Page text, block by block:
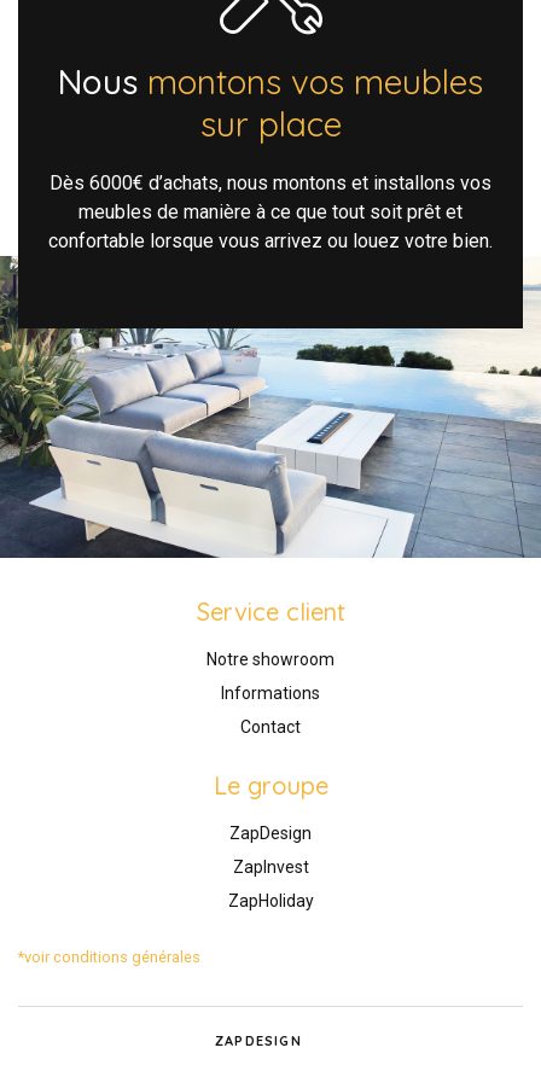
Nous montons vos meubles
sur place
Dès 6000€ d’achats, nous montons et installons vos
meubles de manière à ce que tout soit prêt et
confortable lorsque vous arrivez ou louez votre bien.
Service client
Notre showroom
Informations
Contact
Le groupe
ZapDesign
ZapInvest
ZapHoliday
*voir conditions générales
ZAPDESIGN